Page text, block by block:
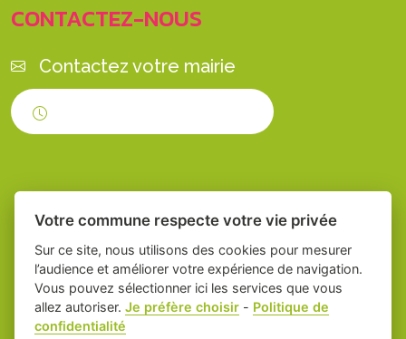
CONTACTEZ-NOUS
Contactez votre mairie
Place du village la solution web et appli
des collectivités
-
Votre commune respecte votre vie privée
Sur ce site, nous utilisons des cookies pour mesurer
l’audience et améliorer votre expérience de navigation.
Vous pouvez sélectionner ici les services que vous
allez autoriser.Je préfère choisir - Politique de
confidentialité